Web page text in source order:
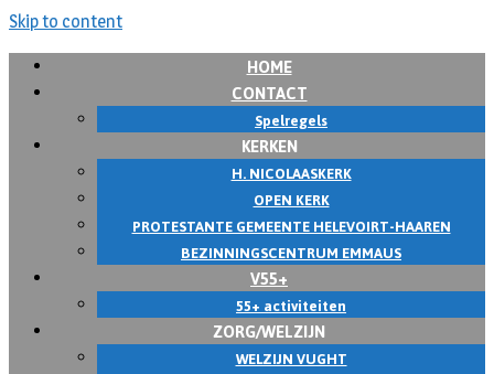
Skip to content
HOME
CONTACT
Spelregels
KERKEN
H. NICOLAASKERK
OPEN KERK
PROTESTANTE GEMEENTE HELEVOIRT-HAAREN
BEZINNINGSCENTRUM EMMAUS
V55+
55+ activiteiten
ZORG/WELZIJN
WELZIJN VUGHT